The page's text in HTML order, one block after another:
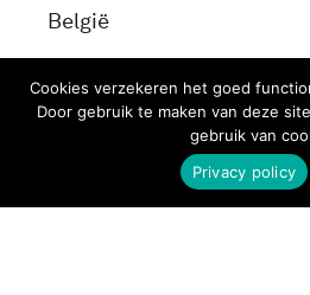
België
info@bma.brussels
Cookies verzekeren het goed
Door gebruik te maken van deze
gebruik van
Privacy policy